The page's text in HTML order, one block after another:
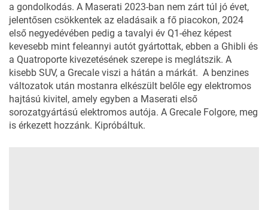
a gondolkodás. A Maserati 2023-ban nem zárt túl jó évet,
jelentősen csökkentek az eladásaik a fő piacokon, 2024
első negyedévében pedig a tavalyi év Q1-éhez képest
kevesebb mint feleannyi autót gyártottak, ebben a Ghibli és
a Quatroporte kivezetésének szerepe is meglátszik. A
kisebb SUV, a Grecale viszi a hátán a márkát. A benzines
változatok után mostanra elkészült belőle egy elektromos
hajtású kivitel, amely egyben a Maserati első
sorozatgyártású elektromos autója. A Grecale Folgore, meg
is érkezett hozzánk. Kipróbáltuk.